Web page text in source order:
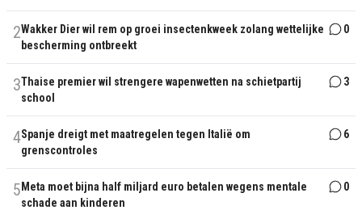
2Wakker Dier wil rem op groei insectenkweek zolang wettelijke
bescherming ontbreekt
0
3Thaise premier wil strengere wapenwetten na schietpartij
school
3
4Spanje dreigt met maatregelen tegen Italië om
grenscontroles
6
5 Meta moet bijna half miljard euro betalen wegens mentale
schade aan kinderen
0